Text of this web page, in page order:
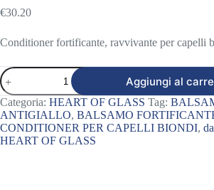
€30.20
Conditioner fortificante, ravvivante per capelli
RICH
CONDITIONER
quantità
Aggiungi al
Categoria: HEART OF GLASS Tag:
ANTIGIALLO, BALSAMO
CONDITIONER PER CAPELLI BIONDI,
HEART OF GLASS